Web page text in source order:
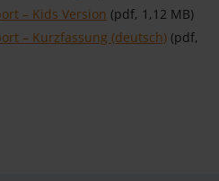
– Kids Version (pdf, 1,12 MB)
– Kurzfassung (deutsch) (pdf,